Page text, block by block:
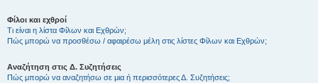
Φίλοι και εχθροί
Τι είναι η λίστα Φίλων και Εχθρών;
Πώς μπορώ να προσθέσω / αφαιρέσω μέλη στις λίστες Φίλων και Εχθρών;
Αναζήτηση στις Δ. Συζητήσεις
Πώς μπορώ να αναζητήσω σε μια ή περισσότερες Δ. Συζητήσεις;